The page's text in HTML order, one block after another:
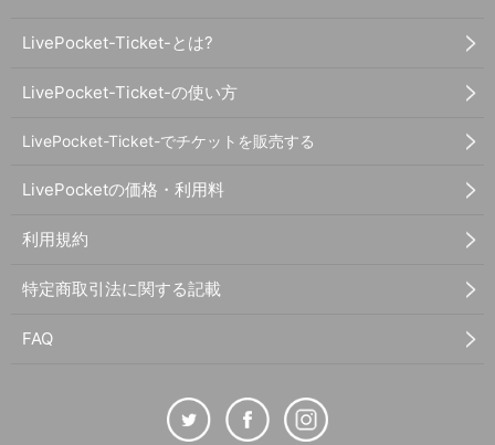
LivePocket-Ticket-とは?
LivePocket-Ticket-の使い方
LivePocket-Ticket-でチケットを販売する
LivePocketの価格・利用料
利用規約
特定商取引法に関する記載
FAQ